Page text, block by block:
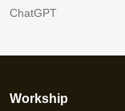
ChatGPT
Workship